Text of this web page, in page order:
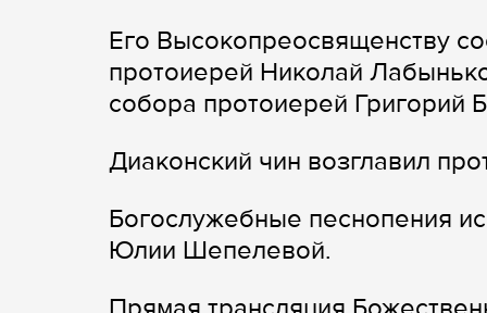
Его Высокопреосвященству
протоиерей Николай
собора протоиерей Григорий
Диаконский чин возглавил
Богослужебные песнопения
Юлии Шепелевой.